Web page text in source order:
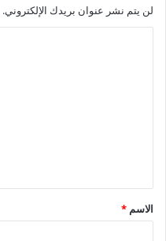
لن يتم نشر عنوان بريدك الإلكتروني.
*
الاسم *